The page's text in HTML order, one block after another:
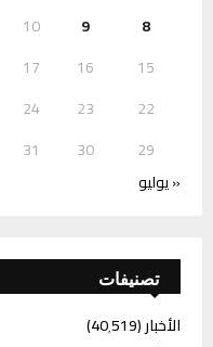
8
9
10
15
16
17
22
23
24
29
30
31
« يوليو
تصنيفات
الأخبار(40٬519)